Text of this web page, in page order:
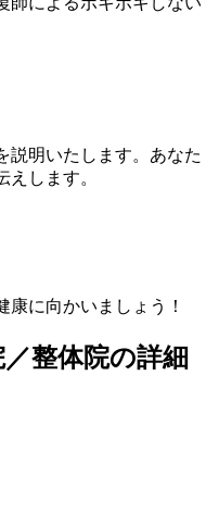
説明いたします。あなた
します。
康に向かいましょう！
整体院の詳細